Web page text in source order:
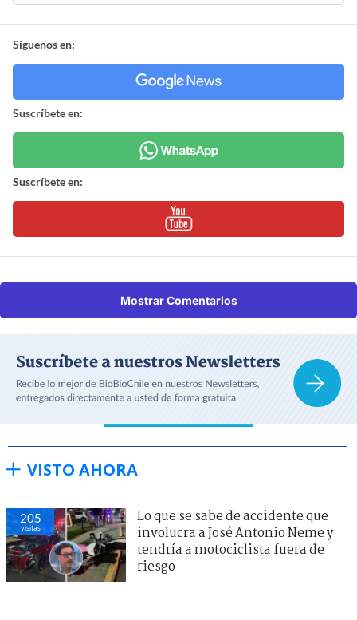
Síguenos en:
Suscríbete en:
Suscríbete en:
Mostrar Comentarios
VISTO AHORA
205
visitas
Lo que se sabe de accidente que
involucra a José Antonio Neme y
tendría a motociclista fuera de
riesgo